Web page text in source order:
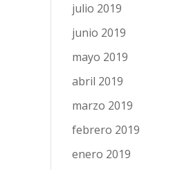
julio 2019
junio 2019
mayo 2019
abril 2019
marzo 2019
febrero 2019
enero 2019